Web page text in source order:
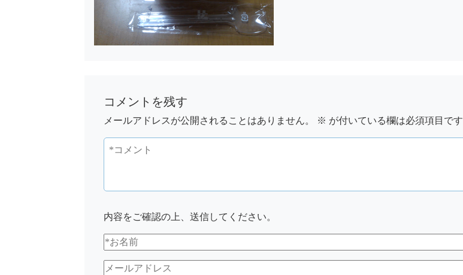
コメントを残す
メールアドレスが公開されることはありません。 ※ が付いている欄は必須項目です
内容をご確認の上、送信してください。